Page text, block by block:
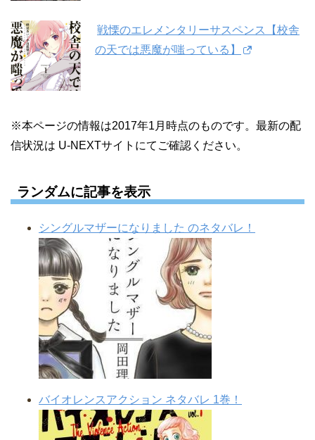
戦慄のエレメンタリーサスペンス【校舎
の天では悪魔が嗤っている】
※本ページの情報は2017年1月時点のものです。最新の配
信状況は U-NEXTサイトにてご確認ください。
ランダムに記事を表示
シングルマザーになりました のネタバレ！
バイオレンスアクション ネタバレ 1巻！